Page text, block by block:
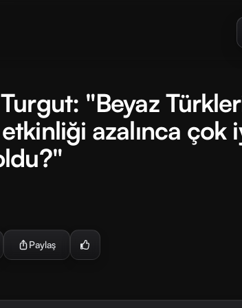
"Beyaz
azalınca çok
Paylaş